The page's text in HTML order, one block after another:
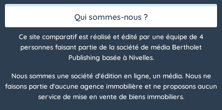
Qui sommes-nous ?
Ce site comparatif est réalisé et édité par une équipe de 4
personnes faisant partie de la société de média Bertholet
Publishing basée à Nivelles.
Nous sommes une société d'édition en ligne, un média. Nous ne
faisons partie d'aucune agence immobilière et ne proposons aucun
service de mise en vente de biens immobiliers.